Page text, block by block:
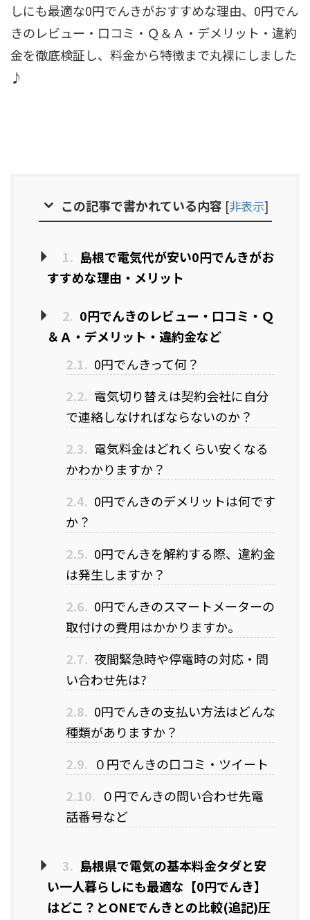
しにも最適な0円でんきがおすすめな理由、0円でん
きのレビュー・口コミ・Ｑ＆Ａ・デメリット・違約
金を徹底検証し、料金から特徴まで丸裸にしました
♪
この記事で書かれている内容 [非表示]
1. 島根で電気代が安い0円でんきがお
すすめな理由・メリット
2. 0円でんきのレビュー・口コミ・Ｑ
＆Ａ・デメリット・違約金など
2.1. 0円でんきって何？
2.2. 電気切り替えは契約会社に自分
で連絡しなければならないのか？
2.3. 電気料金はどれくらい安くなる
かわかりますか？
2.4. 0円でんきのデメリットは何です
か？
2.5. 0円でんきを解約する際、違約金
は発生しますか？
2.6. 0円でんきのスマートメーターの
取付けの費用はかかりますか。
2.7. 夜間緊急時や停電時の対応・問
い合わせ先は?
2.8. 0円でんきの支払い方法はどんな
種類がありますか？
2.9. ０円でんきの口コミ・ツイート
2.10. ０円でんきの問い合わせ先電
話番号など
3. 島根県で電気の基本料金タダと安
い一人暮らしにも最適な【0円でんき】
はどこ？とONEでんきとの比較(追記)圧